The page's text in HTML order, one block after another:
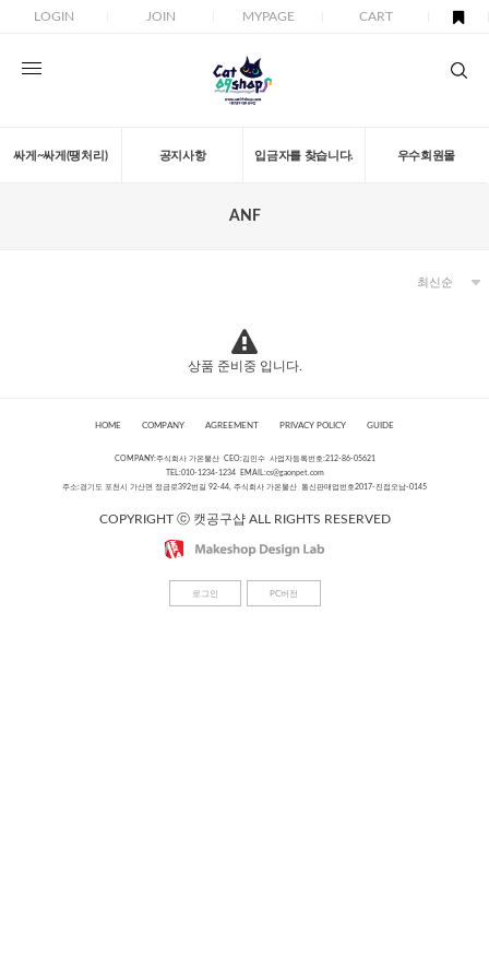
LOGIN JOIN MYPAGE CART
싸게~싸게(땡처리) 공지사항 입금자를 찾습니다. 우수회원몰
ANF
상품 준비중 입니다.
HOME COMPANY AGREEMENT PRIVACY POLICY GUIDE
COMPANY:주식회사 가온물산 CEO:김민수 사업자등록번호:212-86-05621
TEL:010-1234-1234 EMAIL:cs@gaonpet.com
주소:경기도 포천시 가산면 정금로392번길 92-44, 주식회사 가온물산 통신판매업번호2017-진접오남-0145
COPYRIGHT ⓒ 캣공구샵 ALL RIGHTS RESERVED
로그인 PC버전